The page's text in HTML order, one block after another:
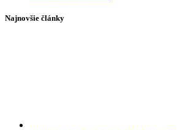
Najnovšie články